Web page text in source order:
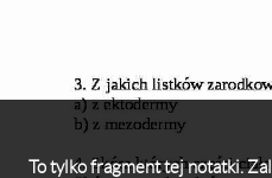
To tylko fragment tej notatki.